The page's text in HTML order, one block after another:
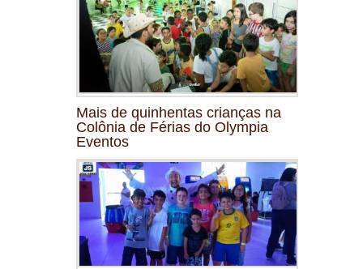
Mais de quinhentas crianças na
Colônia de Férias do Olympia
Eventos